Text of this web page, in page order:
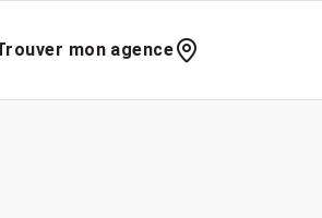
mon agence